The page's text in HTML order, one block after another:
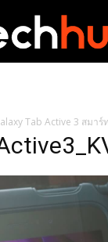
Tab Active 3 สมา